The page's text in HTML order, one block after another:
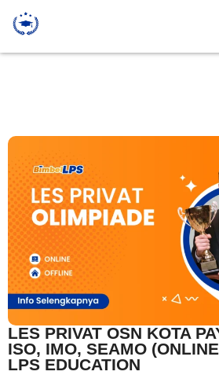
LES PRIVAT OSN KOTA
ISO, IMO, SEAMO
LPS EDUCATION